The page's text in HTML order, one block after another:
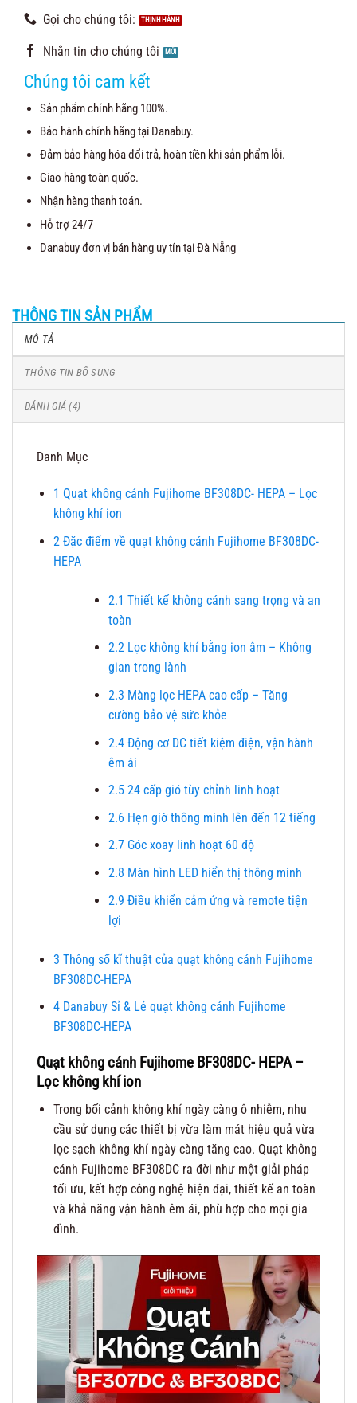
Gọi cho chúng tôi:
Nhắn tin cho chúng tôi
Chúng tôi cam kết
Sản phẩm chính hãng 100%.
Bảo hành chính hãng tại Danabuy.
Đảm bảo hàng hóa đổi trả, hoàn tiền khi sản phẩm lỗi.
Giao hàng toàn quốc.
Nhận hàng thanh toán.
Hỗ trợ 24/7
Danabuy đơn vị bán hàng uy tín tại Đà Nẵng
THÔNG TIN SẢN PHẨM
MÔ TẢ
THÔNG TIN BỔ SUNG
ĐÁNH GIÁ (4)
Danh Mục
1 Quạt không cánh Fujihome BF308DC- HEPA – Lọc
không khí ion
2Đặc điểm về quạt không cánh Fujihome BF308DC-
HEPA
2.1 Thiết kế không cánh sang trọng và an
toàn
2.2Lọc không khí bằng ion âm – Không
gian trong lành
2.3 Màng lọc HEPA cao cấp – Tăng
cường bảo vệ sức khỏe
2.4Động cơ DC tiết kiệm điện, vận hành
êm ái
2.524 cấp gió tùy chỉnh linh hoạt
2.6 Hẹn giờ thông minh lên đến 12 tiếng
2.7Góc xoay linh hoạt 60 độ
2.8 Màn hình LED hiển thị thông minh
2.9 Điều khiển cảm ứng và remote tiện
lợi
3 Thông số kĩ thuật của quạt không cánh Fujihome
BF308DC-HEPA
4Danabuy Sỉ & Lẻ quạt không cánh Fujihome
BF308DC-HEPA
Quạt không cánh Fujihome BF308DC- HEPA –
Lọc không khí ion
Trong bối cảnh không khí ngày càng ô nhiễm, nhu
cầu sử dụng các thiết bị vừa làm mát hiệu quả vừa
lọc sạch không khí ngày càng tăng cao. Quạt không
cánh Fujihome BF308DC ra đời như một giải pháp
tối ưu, kết hợp công nghệ hiện đại, thiết kế an toàn
và khả năng vận hành êm ái, phù hợp cho mọi gia
đình.